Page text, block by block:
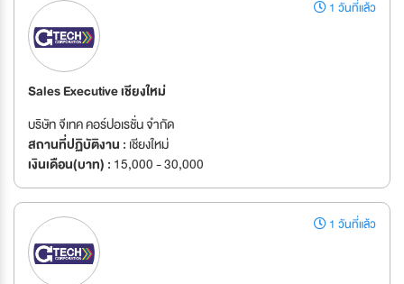
1 วันที่แล้ว
Sales Executive เชียงใหม่
บริษัท จีเทค คอร์ปอเรชั่น จำกัด
สถานที่ปฏิบัติงาน : เชียงใหม่
เงินเดือน(บาท) : 15,000 - 30,000
1 วันที่แล้ว